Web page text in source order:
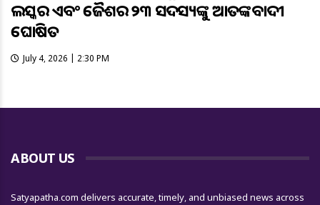
ଲସ୍କର ଏବଂ ଜୈଶର ୨୩ ସଦସ୍ୟଙ୍କୁ ଆତଙ୍କବାଦୀ
ଘୋଷିତ
July 4, 2026 | 2:30 PM
ABOUT US
Satyapatha.com delivers accurate, timely, and unbiased news across